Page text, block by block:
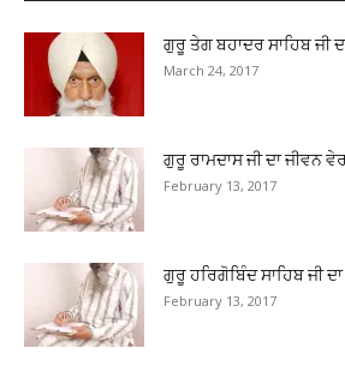
ਗੁਰੂ ਤੇਗ ਬਹਾਦਰ ਸਾਹਿਬ ਜੀ
March 24, 2017
ਗੁਰੂ ਰਾਮਦਾਸ ਜੀ ਦਾ ਜੀਵਨ
February 13, 2017
ਗੁਰੂ ਹਰਿਗੋਬਿੰਦ ਸਾਹਿਬ ਜੀ
February 13, 2017